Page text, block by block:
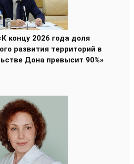
концу 2026 года доля
развития территорий в
Дона превысит 90%»